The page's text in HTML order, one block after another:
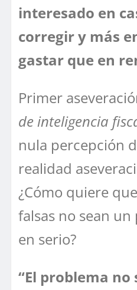
interesado en
corregir y más
gastar que en
Primer
de inteligencia
nula percepción
realidad
¿Cómo quiere
falsas no sean un
en serio?
“El problema